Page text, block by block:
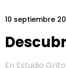
10 septiembre
En Estudio